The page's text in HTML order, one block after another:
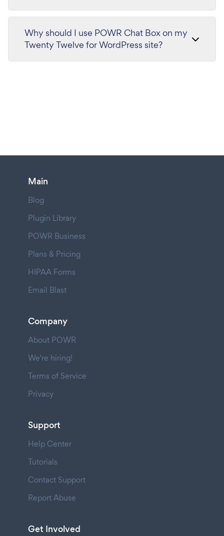
Why should I use POWR Chat Box on my
Twenty Twelve for WordPress site?
Main
Blog
Plugin Library
POWR Business
Plans & Pricing
HIPAA Forms
Email Blast
Company
About POWR
We're hiring!
Terms of Service
Privacy
Support
Help Center
Tutorials
Contact Support
Report Abuse
Get Involved